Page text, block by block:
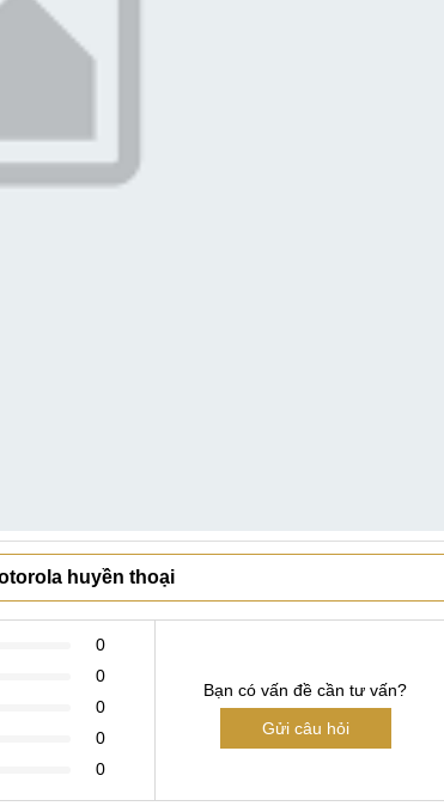
huyền thoại
0
0
0
0
0
Bạn có vấn đề cần tư vấn?
Gửi câu hỏi